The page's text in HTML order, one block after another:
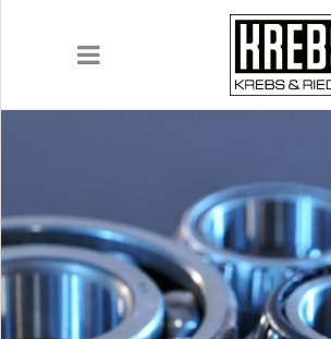
UNTERNEHMEN
PRODUKTE
ANWENDUNGEN